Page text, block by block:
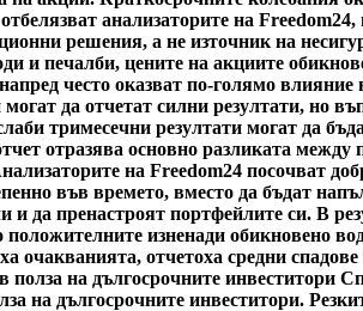
анализаторите на Freedom24,
решения, а не източник на
и печалби, цените на акциите
често оказват по-голямо влияние
да отчетат силни резултати, но
тримесечни резултати могат да
отразява основно разликата между
на Freedom24 посочват
във времето, вместо да бъдат
и да пренастроят портфейлите си. В
изненади обикновено
очакванията, отчетоха средни
на дългосрочните инвеститори
на дългосрочните инвеститори.